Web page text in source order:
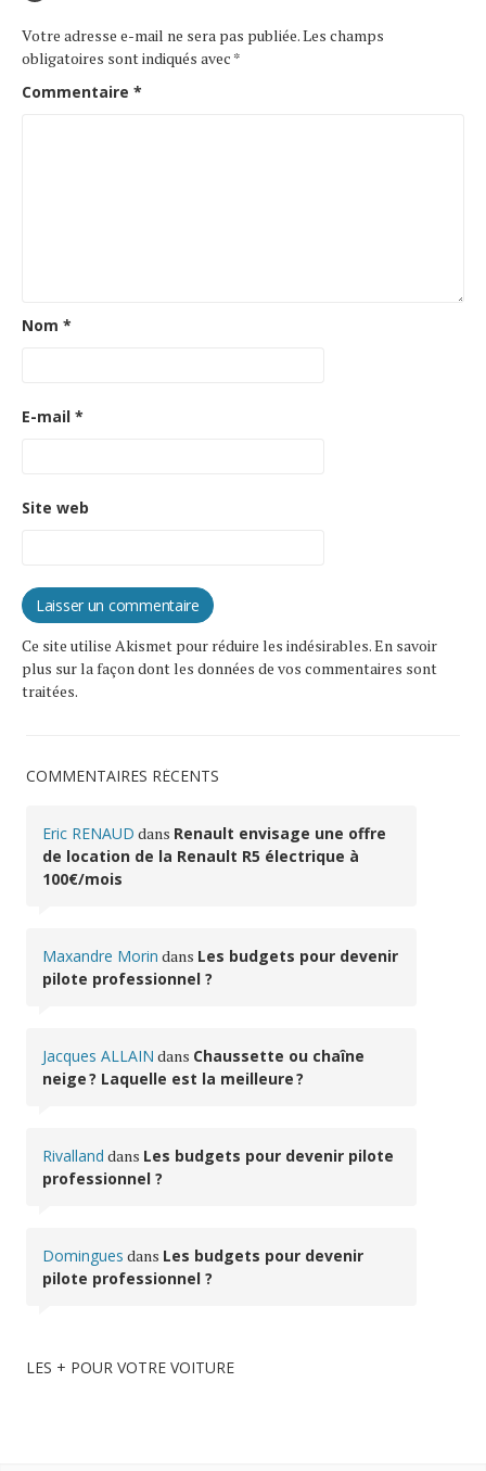
Votre adresse e-mail ne sera pas publiée.Les champs
obligatoires sont indiqués avec *
Commentaire *
Nom *
E-mail *
Site web
Ce site utilise Akismet pour réduire les indésirables.En savoir
plus sur la façon dont les données de vos commentaires sont
traitées.
COMMENTAIRES RÉCENTS
Eric RENAUD dans Renault envisage une offre
de location de la Renault R5 électrique à
100€/mois
Maxandre Morin dans Les budgets pour devenir
pilote professionnel ?
Jacques ALLAIN dans Chaussette ou chaîne
neige ? Laquelle est la meilleure ?
Rivalland dans Les budgets pour devenir pilote
professionnel ?
Domingues dans Les budgets pour devenir
pilote professionnel ?
LES + POUR VOTRE VOITURE